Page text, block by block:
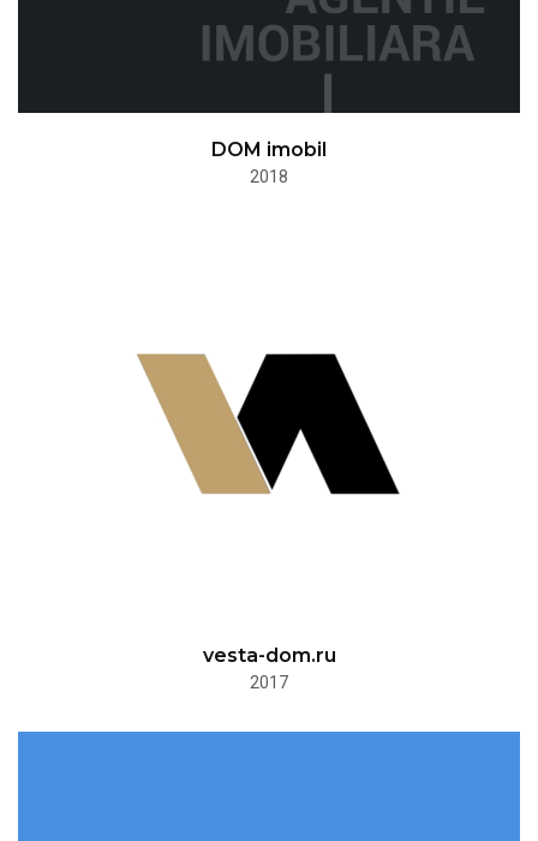
DOM imobil
2018
vesta-dom.ru
2017